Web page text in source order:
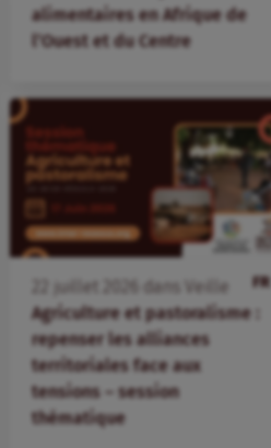
alimentaires en Afrique de
l’Ouest et du Centre
FR
juillet dans
Veille
Agriculture et pastoralisme :
repenser les alliances
territoriales face aux
tensions – session
thématique